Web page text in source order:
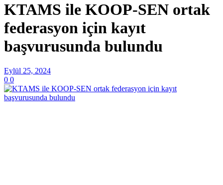
KTAMS ile KOOP-SEN ortak
federasyon için kayıt
başvurusunda bulundu
Eylül 25, 2024
0 0